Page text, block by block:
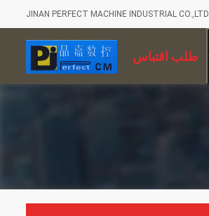
JINAN PERFECT MACHINE INDUSTRIAL CO.,LTD
طلب اقتباس